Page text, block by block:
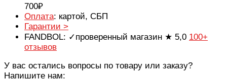
700₽
Оплата: картой, СБП
Гарантии >
FANDBOL: ✓проверенный магазин ★ 5,0 100+
отзывов
У вас остались вопросы по товару или заказу?
Напишите нам: